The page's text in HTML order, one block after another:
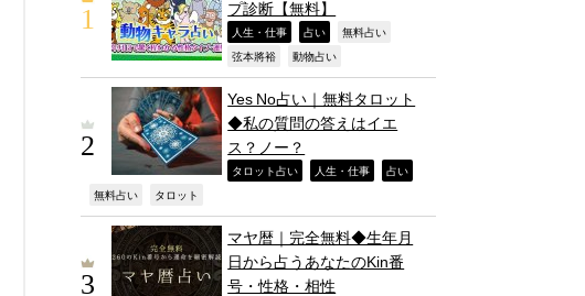
プ診断【無料】
人生・仕事 占い 無料占い
弦本將裕 動物占い
Yes No占い｜無料タロット
◆私の質問の答えはイエ
ス？ノー？
タロット占い 人生・仕事 占い
無料占い タロット
マヤ暦｜完全無料◆生年月
日から占うあなたのKin番
号・性格・相性